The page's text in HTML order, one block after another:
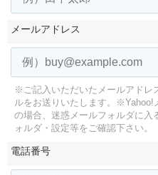
メールアドレス
※ご記入いただいたメールアドレ
ルをお送りいたします。
※Yahoo!
の場合、迷惑メールフォルダに入
ォルダ・設定等をご確認下さい。
電話番号